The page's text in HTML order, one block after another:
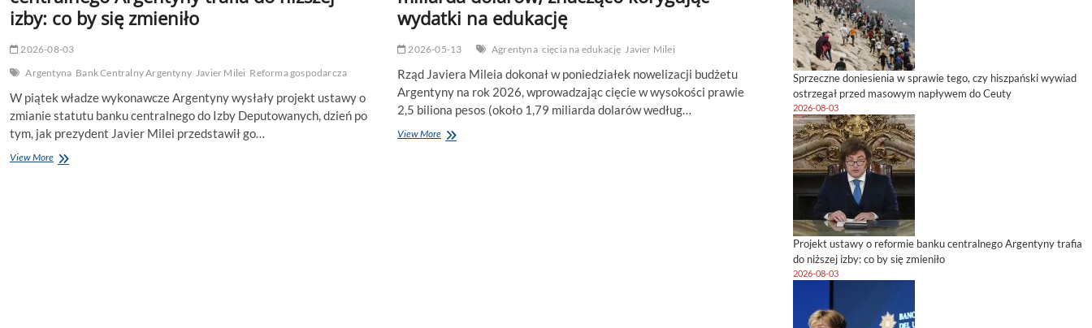
izby: co by się zmieniło
2026-08-03
Argentyna Bank Centralny Argentyny Javier Milei Reforma gospodarcza
W piątek władze wykonawcze Argentyny wysłały projekt ustawy o
zmianie statutu banku centralnego do Izby Deputowanych, dzień po
tym, jak prezydent Javier Milei przedstawił go…
View MoreProjekt
wydatki na edukację
2026-05-13 Agrentyna cięcia na edukację Javier Milei
Rząd Javiera Mileia dokonał w poniedziałek nowelizacji budżetu
Argentyny na rok 2026, wprowadzając cięcie w wysokości prawie
2,5 biliona pesos (około 1,79 miliarda dolarów według…
View MoreRząd
Sprzeczne doniesienia w sprawie tego, czy hiszpański wywiad
ostrzegał przed masowym napływem do Ceuty
2026-08-03
Projekt ustawy o reformie banku centralnego Argentyny trafia
do niższej izby: co by się zmieniło
2026-08-03